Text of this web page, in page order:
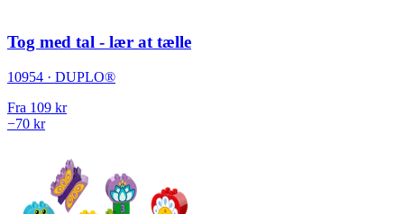
Tog med tal - lær at tælle
10954 · DUPLO®
Fra 109 kr
−70 kr